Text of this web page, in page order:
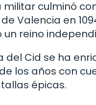
militar culminó
Valencia en
un reino
del Cid se ha
los años con
épicas.